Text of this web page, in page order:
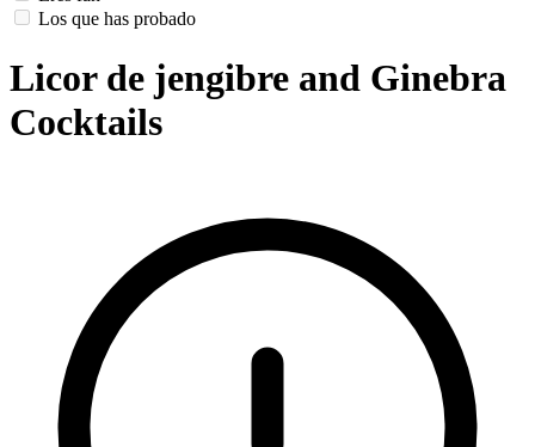
Los que has probado
Licor de jengibre and Ginebra
Cocktails